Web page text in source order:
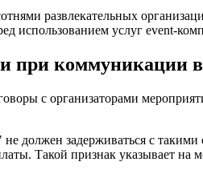
развлекательных
использованием услуг event-
при коммуникации
с организаторами
должен задерживаться с
Такой признак указывает